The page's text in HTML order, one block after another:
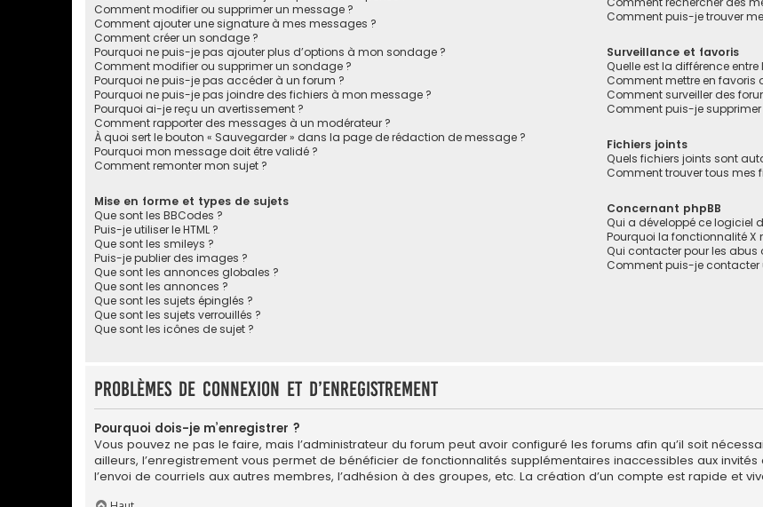
Comment modifier ou supprimer un message ?
Comment ajouter une signature à mes messages ?
Comment créer un sondage ?
Pourquoi ne puis-je pas ajouter plus d’options à mon sondage ?
Comment modifier ou supprimer un sondage ?
Pourquoi ne puis-je pas accéder à un forum ?
Pourquoi ne puis-je pas joindre des fichiers à mon message ?
Pourquoi ai-je reçu un avertissement ?
Comment rapporter des messages à un modérateur ?
À quoi sert le bouton « Sauvegarder » dans la page de rédaction de message ?
Pourquoi mon message doit être validé ?
Comment remonter mon sujet ?
Mise en forme et types de sujets
Que sont les BBCodes ?
Puis-je utiliser le HTML ?
Que sont les smileys ?
Puis-je publier des images ?
Que sont les annonces globales ?
Que sont les annonces ?
Que sont les sujets épinglés ?
Que sont les sujets verrouillés ?
Que sont les icônes de sujet ?
Comment puis-je trouver
Surveillance et favoris
Quelle est la différence
Comment mettre en favoris
Comment surveiller des
Comment puis-je
Fichiers joints
Quels fichiers joints sont
Comment trouver tous mes
Concernant phpBB
Qui a développé ce logiciel
Pourquoi la fonctionnalité X
Qui contacter pour les
Comment puis-je
Problèmes de connexion et d’enregistrement
Pourquoi dois-je m’enregistrer ?
Vous pouvez ne pas le faire, mais l’administrateur du forum peut avoir configuré les forums afin qu’il soit
ailleurs, l’enregistrement vous permet de bénéficier de fonctionnalités supplémentaires inaccessibles aux
l’envoi de courriels aux autres membres, l’adhésion à des groupes, etc. La création d’un compte est rapide et